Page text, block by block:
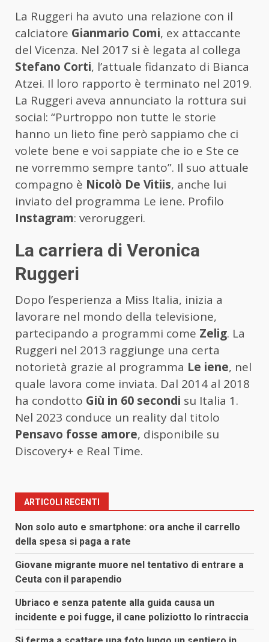
La Ruggeri ha avuto una relazione con il
calciatore Gianmario Comi, ex attaccante
del Vicenza. Nel 2017 si è legata al collega
Stefano Corti, l’attuale fidanzato di Bianca
Atzei. Il loro rapporto è terminato nel 2019.
La Ruggeri aveva annunciato la rottura sui
social: “Purtroppo non tutte le storie
hanno un lieto fine però sappiamo che ci
volete bene e voi sappiate che io e Ste ce
ne vorremmo sempre tanto”. Il suo attuale
compagno è Nicolò De Vitiis, anche lui
inviato del programma Le iene. Profilo
Instagram: veroruggeri.
La carriera di Veronica
Ruggeri
Dopo l’esperienza a Miss Italia, inizia a
lavorare nel mondo della televisione,
partecipando a programmi come Zelig. La
Ruggeri nel 2013 raggiunge una certa
notorietà grazie al programma Le iene, nel
quale lavora come inviata. Dal 2014 al 2018
ha condotto Giù in 60 secondi su Italia 1.
Nel 2023 conduce un reality dal titolo
Pensavo fosse amore, disponibile su
Discovery+ e Real Time.
ARTICOLI RECENTI
Non solo auto e smartphone: ora anche il carrello
della spesa si paga a rate
Giovane migrante muore nel tentativo di entrare a
Ceuta con il parapendio
Ubriaco e senza patente alla guida causa un
incidente e poi fugge, il cane poliziotto lo rintraccia